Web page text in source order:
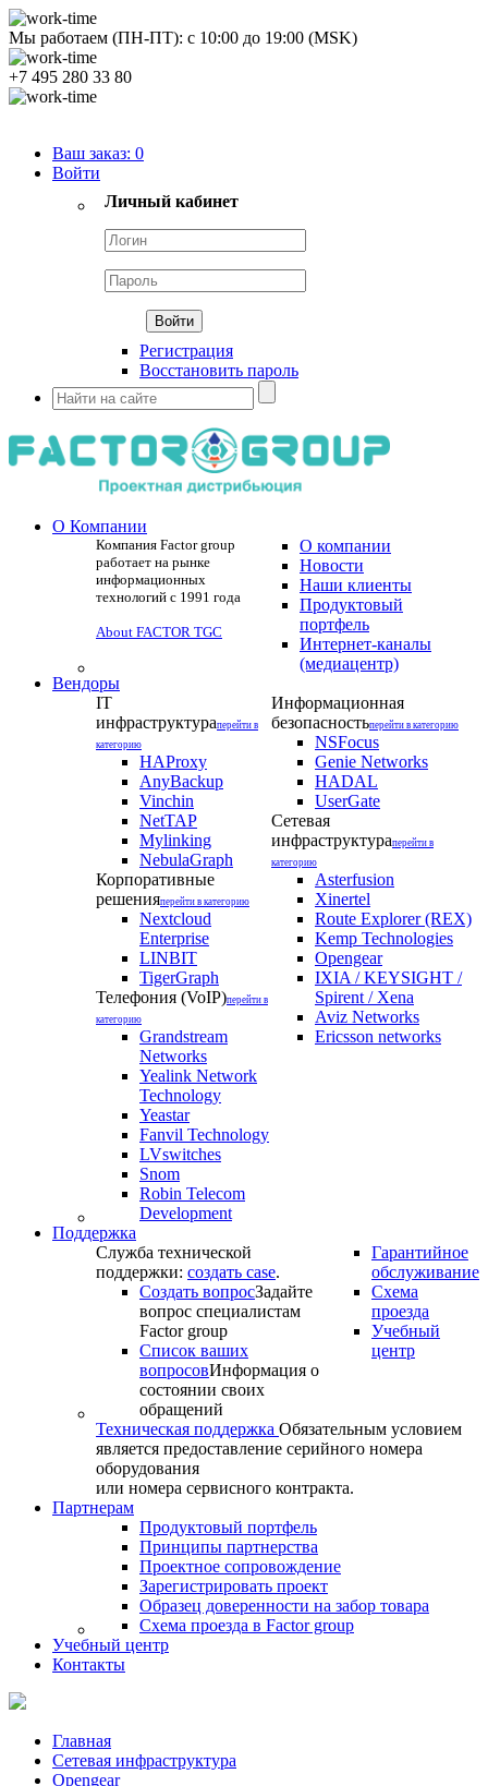
Мы работаем (ПН-ПТ): с 10:00 до 19:00 (MSK)
+7 495 280 33 80
Ваш заказ: 0
Войти
Личный кабинет
Регистрация
Восстановить пароль
О Компании
Компания Factor group
работает на рынке
информационных
технологий с 1991 года
About FACTOR TGC
О компании
Новости
Наши клиенты
Продуктовый
портфель
Интернет-каналы
(медиацентр)
Вендоры
IT
инфраструктураперейти в
категорию
HAProxy
AnyBackup
Vinchin
NetTAP
Mylinking
NebulaGraph
Корпоративные
решенияперейти в категорию
Nextcloud
Enterprise
LINBIT
TigerGraph
Телефония (VoIP)перейти в
категорию
Grandstream
Networks
Yealink Network
Technology
Yeastar
Fanvil Technology
LVswitches
Snom
Robin Telecom
Development
Информационная
безопасностьперейти в категорию
NSFocus
Genie Networks
HADAL
UserGate
Сетевая
инфраструктураперейти в
категорию
Asterfusion
Xinertel
Route Explorer (REX)
Kemp Technologies
Opengear
IXIA / KEYSIGHT /
Spirent / Xena
Aviz Networks
Ericsson networks
Поддержка
Служба технической
поддержки: создать case.
Создать вопросЗадайте
вопрос специалистам
Factor group
Список ваших
вопросовИнформация о
состоянии своих
обращений
Гарантийное
обслуживание
Схема
проезда
Учебный
центр
Техническая поддержка Обязательным условием
является предоставление серийного номера
оборудования
или номера сервисного контракта.
Партнерам
Продуктовый портфель
Принципы партнерства
Проектное сопровождение
Зарегистрировать проект
Образец доверенности на забор товара
Схема проезда в Factor group
Учебный центр
Контакты
Главная
Сетевая инфраструктура
Opengear